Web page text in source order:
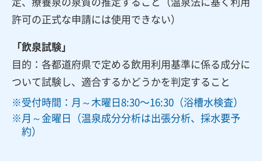
許可の正式な申請には使用できない）
「飲泉試験」
目的：各都道府県で定める飲用利用基準に係る成分に
ついて試験し、適合するかどうかを判定すること
受付時間：月～木曜日8:30〜16:30（浴槽水検査）
月～金曜日（温泉成分分析は出張分析、採水要予
約）